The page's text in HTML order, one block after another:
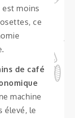
est moins
ce
de café
machine
élevé, le